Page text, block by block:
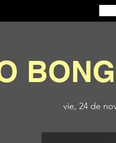
vie, 24 de